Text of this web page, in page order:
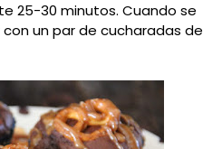
25-30 minutos. Cuando se
un par de cucharadas de